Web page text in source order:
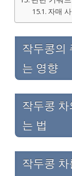
자매
작두콩의
는 영향
작두콩 차
는 법
작두콩